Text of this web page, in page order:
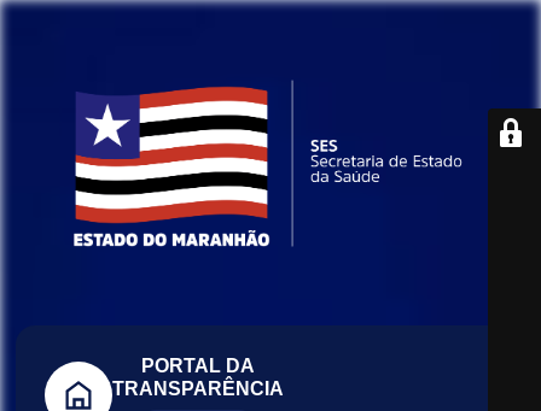
PORTAL DA
TRANSPARÊNCIA